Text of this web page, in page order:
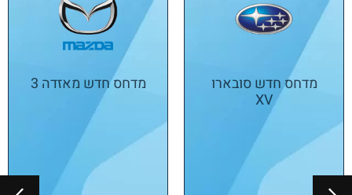
מדחס חדש סובארו
XV
מדחס חדש מאזדה 3